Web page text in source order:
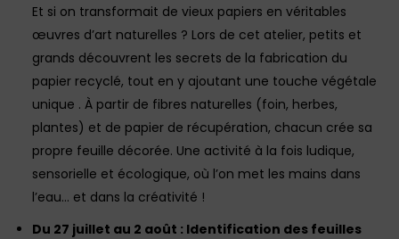
Et si on transformait de vieux papiers en véritables
œuvres d’art naturelles ? Lors de cet atelier, petits et
grands découvrent les secrets de la fabrication du
papier recyclé, tout en y ajoutant une touche végétale
unique . À partir de fibres naturelles (foin, herbes,
plantes) et de papier de récupération, chacun crée sa
propre feuille décorée. Une activité à la fois ludique,
sensorielle et écologique, où l’on met les mains dans
l’eau… et dans la créativité !
Du 27 juillet au 2 août : Identification des feuilles